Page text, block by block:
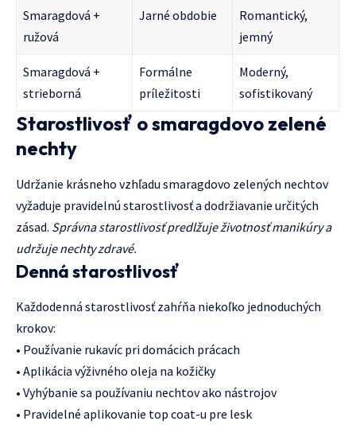
Smaragdová +
ružová
Jarné obdobie
Romantický,
jemný
Smaragdová +
strieborná
Formálne
príležitosti
Moderný,
sofistikovaný
Starostlivosť o smaragdovo zelené
nechty
Udržanie krásneho vzhľadu smaragdovo zelených nechtov
vyžaduje pravidelnú starostlivosť a dodržiavanie určitých
zásad. Správna starostlivosť predlžuje životnosť manikúry a
udržuje nechty zdravé.
Denná starostlivosť
Každodenná starostlivosť zahŕňa niekoľko jednoduchých
krokov:
• Používanie rukavíc pri domácich prácach
• Aplikácia výživného oleja na kožičky
• Vyhýbanie sa používaniu nechtov ako nástrojov
• Pravidelné aplikovanie top coat-u pre lesk